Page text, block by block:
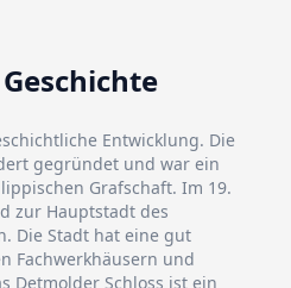
Entwicklung. Die
gegründet und war ein
Grafschaft. Im 19.
zur Hauptstadt des
Die Stadt hat eine gut
Fachwerkhäusern und
Detmolder Schloss ist ein